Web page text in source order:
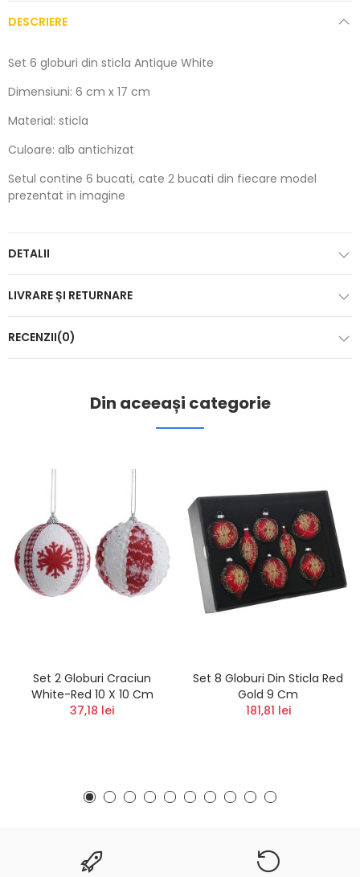
DESCRIERE
Set 6 globuri din sticla Antique White
Dimensiuni: 6 cm x 17 cm
Material: sticla
Culoare: alb antichizat
Setul contine 6 bucati, cate 2 bucati din fiecare model
prezentat in imagine
DETALII
LIVRARE ȘI RETURNARE
RECENZII(0)
Din aceeași categorie
Set 2 Globuri Craciun
White-Red 10 X 10 Cm
37,18 lei
Set 8 Globuri Din Sticla Red
Gold 9 Cm
181,81 lei